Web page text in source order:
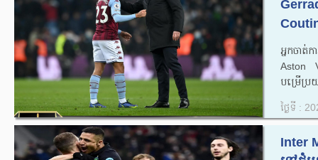
អ្នកចាត់
Aston
បម្រើប្រ
ថ្ងៃទី :
Inter